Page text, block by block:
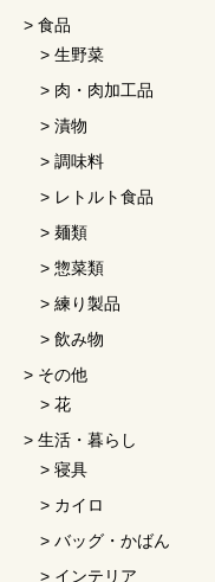
食品
生野菜
肉・肉加工品
漬物
調味料
レトルト食品
麺類
惣菜類
練り製品
飲み物
その他
花
生活・暮らし
寝具
カイロ
バッグ・かばん
インテリア